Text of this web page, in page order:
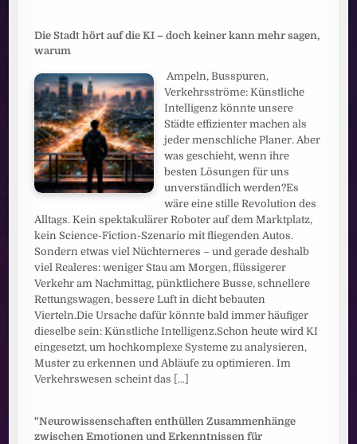
Die Stadt hört auf die KI – doch keiner kann mehr sagen,
warum
Ampeln, Busspuren,
Verkehrsströme: Künstliche
Intelligenz könnte unsere
Städte effizienter machen als
jeder menschliche Planer. Aber
was geschieht, wenn ihre
besten Lösungen für uns
unverständlich werden?Es
wäre eine stille Revolution des
Alltags. Kein spektakulärer Roboter auf dem Marktplatz,
kein Science-Fiction-Szenario mit fliegenden Autos.
Sondern etwas viel Nüchterneres – und gerade deshalb
viel Realeres: weniger Stau am Morgen, flüssigerer
Verkehr am Nachmittag, pünktlichere Busse, schnellere
Rettungswagen, bessere Luft in dicht bebauten
Vierteln.Die Ursache dafür könnte bald immer häufiger
dieselbe sein: Künstliche Intelligenz.Schon heute wird KI
eingesetzt, um hochkomplexe Systeme zu analysieren,
Muster zu erkennen und Abläufe zu optimieren. Im
Verkehrswesen scheint das [...]
"Neurowissenschaften enthüllen Zusammenhänge
zwischen Emotionen und Erkenntnissen für